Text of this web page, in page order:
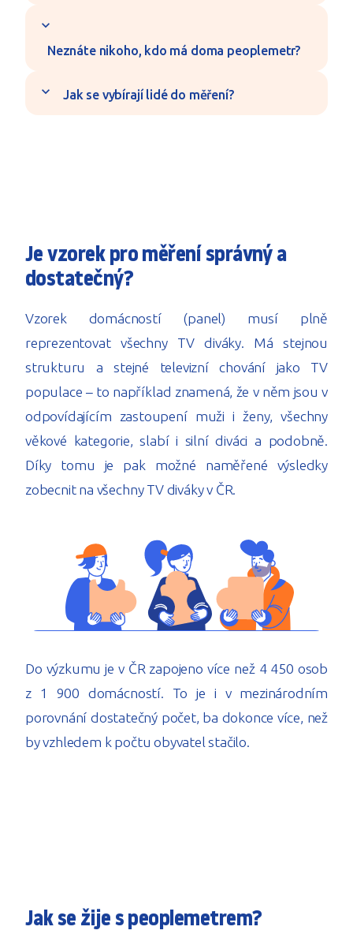
expand_more
Neznáte nikoho, kdo má doma peoplemetr?
expand_more Jak se vybírají lidé do měření?
Je vzorek pro měření správný a
dostatečný?
Vzorek domácností (panel) musí plně
reprezentovat všechny TV diváky. Má stejnou
strukturu a stejné televizní chování jako TV
populace – to například znamená, že v něm jsou v
odpovídajícím zastoupení muži i ženy, všechny
věkové kategorie, slabí i silní diváci a podobně.
Díky tomu je pak možné naměřené výsledky
zobecnit na všechny TV diváky v ČR.
Do výzkumu je v ČR zapojeno více než 4 450 osob
z 1 900 domácností. To je i v mezinárodním
porovnání dostatečný počet, ba dokonce více, než
by vzhledem k počtu obyvatel stačilo.
Jak se žije s peoplemetrem?